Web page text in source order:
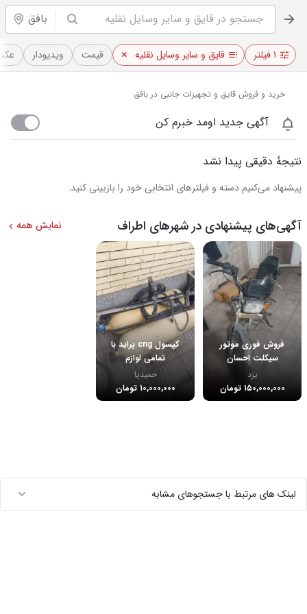
بافق
۱ فیلتر قایق و سایر وسایل نقلیه قیمت ویدیو‌دار
خرید و فروش قایق و تجهیزات جانبی در بافق
آگهی جدید اومد خبرم کن
نتیجهٔ دقیقی پیدا نشد
پیشنهاد می‌کنیم دسته و فیلترهای انتخابی خود را بازبینی کنید.
آگهی‌های پیشنهادی در شهرهای اطراف نمایش همه
فروش فوری موتور
سیکلت احسان
یزد
۱۵۰,۰۰۰,۰۰۰ تومان
کپسول cng پراید با
تمامی لوازم
حمیدیا
۱۰,۰۰۰,۰۰۰ تومان
لینک های مرتبط با جستجوهای مشابه